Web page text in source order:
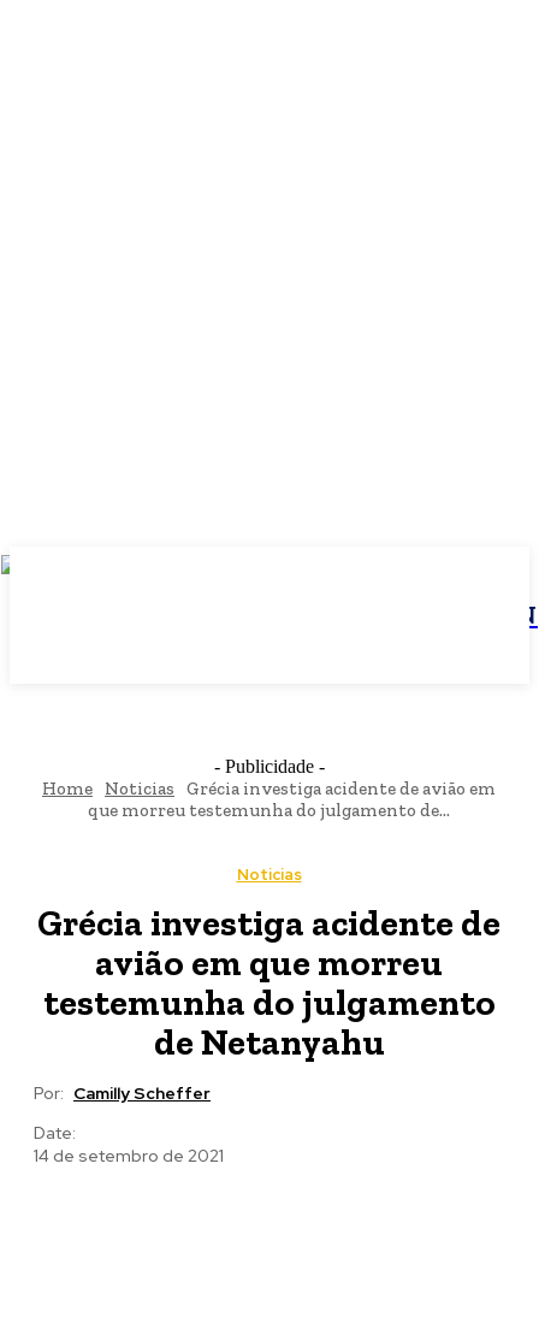
JBN
- Publicidade -
Home Noticias
Grécia investiga acidente de avião em
que morreu testemunha do julgamento de...
Noticias
Grécia investiga acidente de
avião em que morreu
testemunha do julgamento
de Netanyahu
Por: Camilly Scheffer
Date:
14 de setembro de 2021